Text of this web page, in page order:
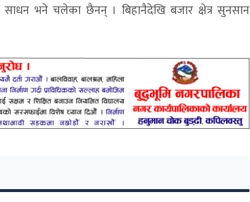
भने चलेका छैनन् । बिहानैदेखि बजार क्षेत्र सुनसान